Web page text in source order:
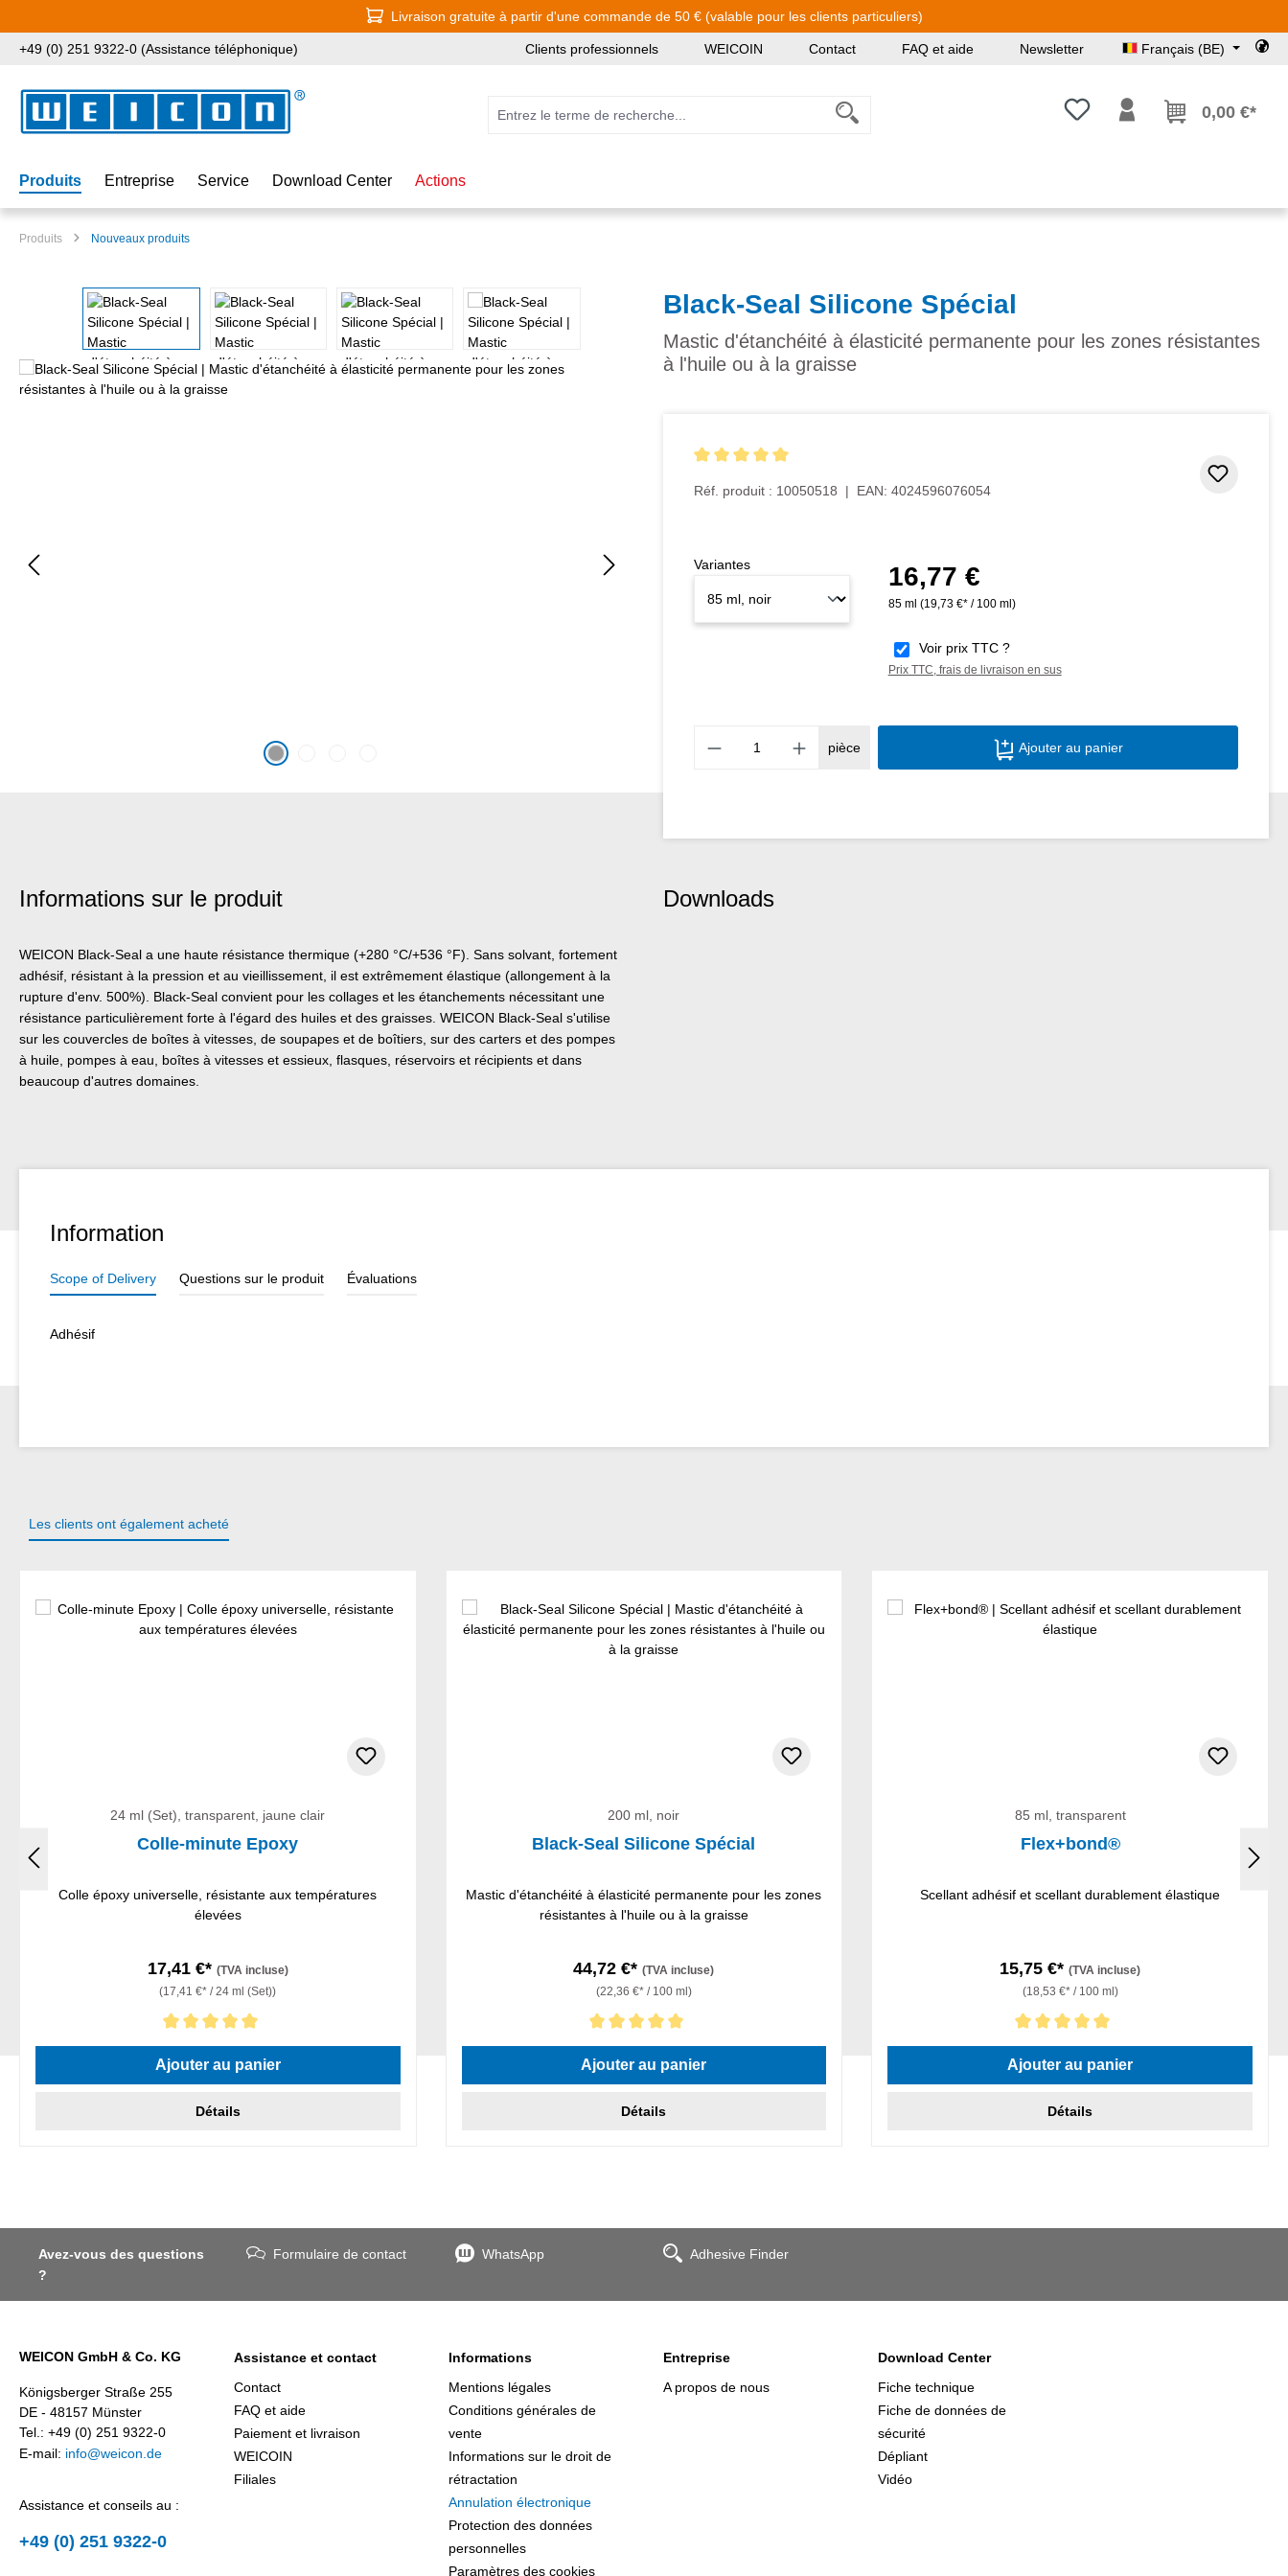
Livraison gratuite à partir d'une commande de 50 € (valable pour les clients particuliers)
+49 (0) 251 9322-0 (Assistance téléphonique) Clients professionnels WEICOIN Contact FAQ et aide Newsletter Français (BE)
Vous avez 0 articles dans votre
0,00 €*
Produits Entreprise Service Download Center Actions
Produits Nouveaux produits
Ignorer la galerie d'images Black-Seal Silicone Spécial
Mastic d'étanchéité à élasticité permanente pour les zones résistantes
à l'huile ou à la graisse
Réf. produit : 10050518 | EAN: 4024596076054
Prix régulier :
16,77 €
85 ml (19,73 €* / 100 ml)
Voir prix TTC ?
Prix TTC, frais de livraison en sus
Variantes
Quantité de produit : Entrez la quantité
pièce Ajouter au panier
Informations sur le produit
WEICON Black-Seal a une haute résistance thermique (+280 °C/+536 °F). Sans solvant, fortement
adhésif, résistant à la pression et au vieillissement, il est extrêmement élastique (allongement à la
rupture d'env. 500%). Black-Seal convient pour les collages et les étanchements nécessitant une
résistance particulièrement forte à l'égard des huiles et des graisses. WEICON Black-Seal s'utilise
sur les couvercles de boîtes à vitesses, de soupapes et de boîtiers, sur des carters et des pompes
à huile, pompes à eau, boîtes à vitesses et essieux, flasques, réservoirs et récipients et dans
beaucoup d'autres domaines.
Downloads
Information
Scope of Delivery Questions sur le produit Évaluations
Adhésif
Les clients ont également acheté
24 ml (Set), transparent, jaune clair
Colle-minute Epoxy
Colle époxy universelle, résistante aux températures
élevées
17,41 €* (TVA incluse)
(17,41 €* / 24 ml (Set))
Note moyenne de 5 sur 5 étoiles
Ajouter au panier
Détails
200 ml, noir
Black-Seal Silicone Spécial
Mastic d'étanchéité à élasticité permanente pour les zones
résistantes à l'huile ou à la graisse
44,72 €*(TVA incluse)
(22,36 €* / 100 ml)
Note moyenne de 5 sur 5 étoiles
Ajouter au panier
Détails
85 ml, transparent
Flex+bond®
Scellant adhésif et scellant durablement élastique
15,75 €*(TVA incluse)
(18,53 €* / 100 ml)
Note moyenne de 5 sur 5 étoiles
Ajouter au panier
Détails
Avez-vous des questions
?
Formulaire de contact WhatsApp Adhesive Finder
WEICON GmbH & Co. KG
Königsberger Straße 255
DE - 48157 Münster
Tel.: +49 (0) 251 9322-0
E-mail: info@weicon.de
Assistance et conseils au :
+49 (0) 251 9322-0
Assistance et contact
Contact
FAQ et aide
Paiement et livraison
WEICOIN
Filiales
Informations
Mentions légales
Conditions générales de
vente
Informations sur le droit de
rétractation
Annulation électronique
Protection des données
personnelles
Paramètres des cookies
Entreprise
A propos de nous
Download Center
Fiche technique
Fiche de données de
sécurité
Dépliant
Vidéo